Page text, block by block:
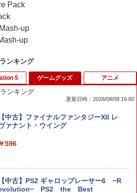
Pack
up
up
ンキング
【特典】進撃の巨人3 Switch2版(【早
購入封入特典】DLC)
￥8,518
ービースタリオン2 【Switch2】 POT-
5
【特典】BLUE REFLECTION Quartet:
女たちのキセキ PS5版(【早期購入特
特典】真・三國無双2 with 猛将伝 Re
ゲームグッズ
ンキング
更新日時：2026/08/09 16:00
【中古】ファイナルファンタジーXII レ
ァナント・ウイング
￥596
【中古】PS2 ギャロップレーサー6 −R
PS2 the Best
アニメ